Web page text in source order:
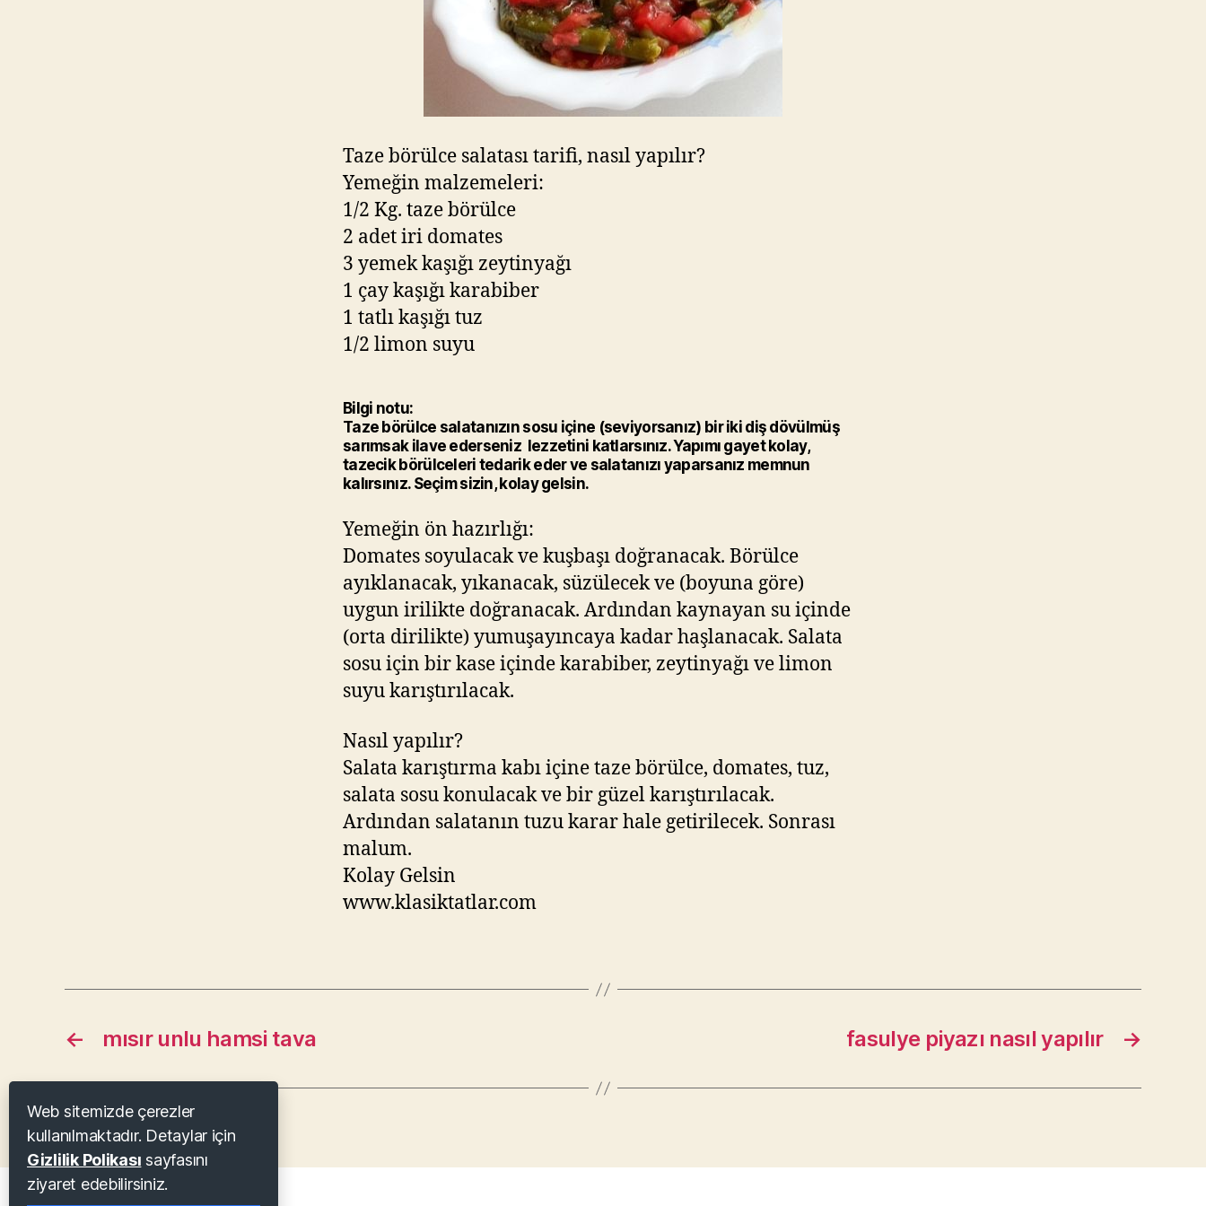
Taze börülce salatası tarifi, nasıl yapılır?
Yemeğin malzemeleri:
1/2 Kg. taze börülce
2 adet iri domates
3 yemek kaşığı zeytinyağı
1 çay kaşığı karabiber
1 tatlı kaşığı tuz
1/2 limon suyu
Bilgi notu:
Taze börülce salatanızın sosu içine (seviyorsanız) bir iki diş dövülmüş
sarımsak ilave ederseniz lezzetini katlarsınız. Yapımı gayet kolay,
tazecik börülceleri tedarik eder ve salatanızı yaparsanız memnun
kalırsınız. Seçim sizin, kolay gelsin.
Yemeğin ön hazırlığı:
Domates soyulacak ve kuşbaşı doğranacak. Börülce
ayıklanacak, yıkanacak, süzülecek ve (boyuna göre)
uygun irilikte doğranacak. Ardından kaynayan su içinde
(orta dirilikte) yumuşayıncaya kadar haşlanacak. Salata
sosu için bir kase içinde karabiber, zeytinyağı ve limon
suyu karıştırılacak.
Nasıl yapılır?
Salata karıştırma kabı içine taze börülce, domates, tuz,
salata sosu konulacak ve bir güzel karıştırılacak.
Ardından salatanın tuzu karar hale getirilecek. Sonrası
malum.
Kolay Gelsin
www.klasiktatlar.com
← mısır unlu hamsi tava →
fasulye piyazı nasıl yapılır
Web sitemizde çerezler
kullanılmaktadır. Detaylar için
Gizlilik Polikası sayfasını
ziyaret edebilirsiniz.